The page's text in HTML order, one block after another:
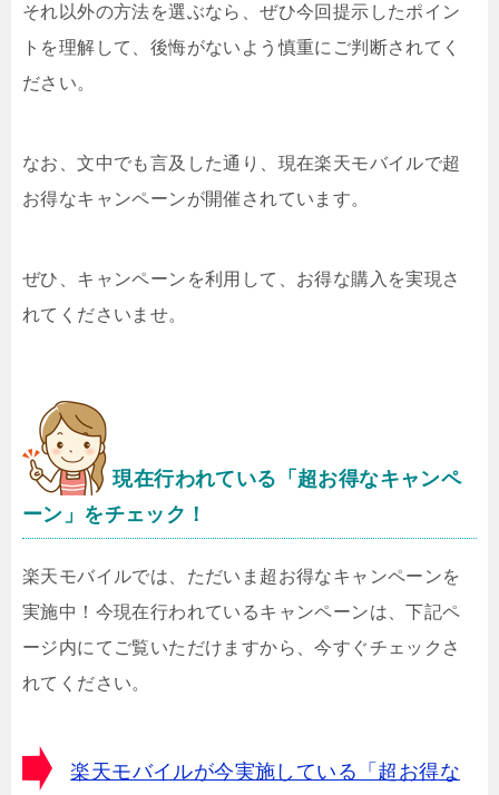
それ以外の方法を選ぶなら、ぜひ今回提示したポイン
トを理解して、後悔がないよう慎重にご判断されてく
ださい。
なお、文中でも言及した通り、現在楽天モバイルで超
お得なキャンペーンが開催されています。
ぜひ、キャンペーンを利用して、お得な購入を実現さ
れてくださいませ。
現在行われている「超お得なキャンペ
ーン」をチェック！
楽天モバイルでは、ただいま超お得なキャンペーンを
実施中！今現在行われているキャンペーンは、下記ペ
ージ内にてご覧いただけますから、今すぐチェックさ
れてください。
楽天モバイルが今実施している「超お得な